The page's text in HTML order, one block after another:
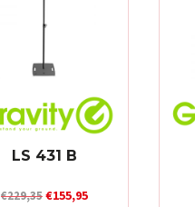
LS 431 B
€229,35Oorspronkelijke
€155,95Huidige